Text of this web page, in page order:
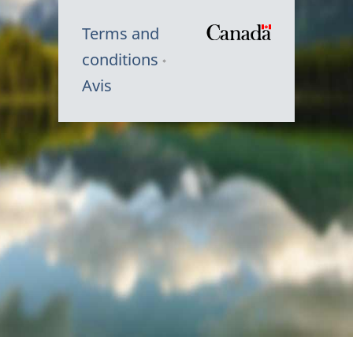
Terms and
conditions
Avis
Symbole
du